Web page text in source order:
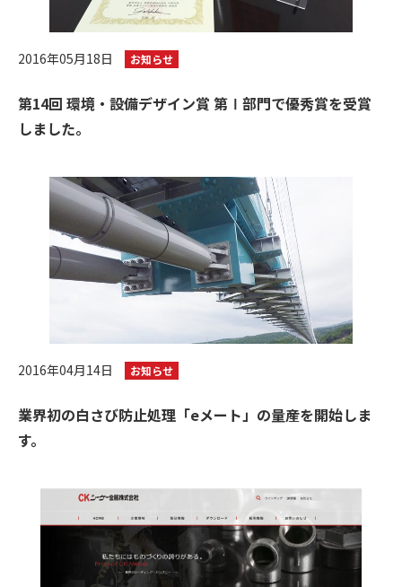
2016年05月18日 お知らせ
第14回 環境・設備デザイン賞 第Ⅰ部門で優秀賞を受賞
しました。
2016年04月14日 お知らせ
業界初の白さび防止処理「eメート」の量産を開始しま
す。